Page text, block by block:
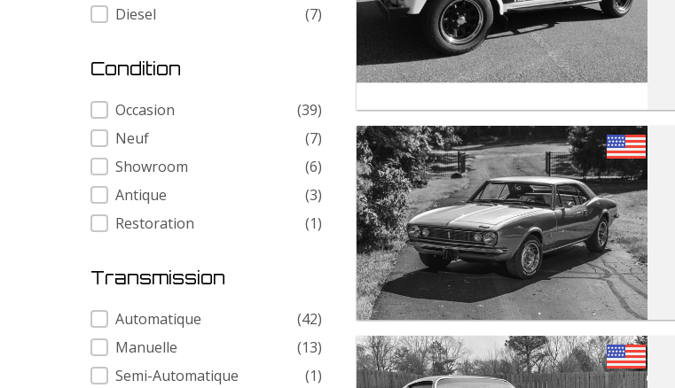
Diesel
(7)
Condition
Condition
Occasion
(39)
Neuf
(7)
Showroom
(6)
Antique
(3)
Restoration
(1)
Transmission
Transmission
Automatique
(42)
Manuelle
(13)
Semi-Automatique
(1)